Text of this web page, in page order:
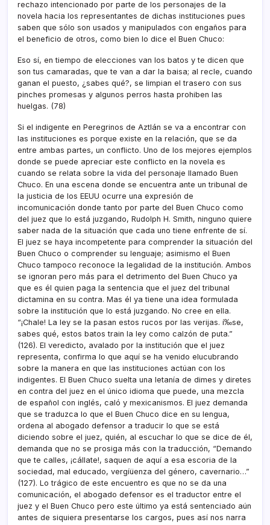
rechazo intencionado por parte de los personajes de la
novela hacia los representantes de dichas instituciones pues
saben que sólo son usados y manipulados con engaños para
el beneficio de otros, como bien lo dice el Buen Chuco:
Eso sí­, en tiempo de elecciones van los batos y te dicen que
son tus camaradas, que te van a dar la baisa; al recle, cuando
ganan el puesto, ¿sabes qué?, se limpian el trasero con sus
pinches promesas y algunos perros hasta prohiben las
huelgas. (78)
Si el indigente en Peregrinos de Aztlán se va a encontrar con
las instituciones es porque existe en la relación, que se da
entre ambas partes, un conflicto. Uno de los mejores ejemplos
donde se puede apreciar este conflicto en la novela es
cuando se relata sobre la vida del personaje llamado Buen
Chuco. En una escena donde se encuentra ante un tribunal de
la justicia de los EEUU ocurre una expresión de
incomunicación donde tanto por parte del Buen Chuco como
del juez que lo está juzgando, Rudolph H. Smith, ninguno quiere
saber nada de la situación que cada uno tiene enfrente de sí­.
El juez se haya incompetente para comprender la situación del
Buen Chuco o comprender su lenguaje; asimismo el Buen
Chuco tampoco reconoce la legalidad de la institución. Ambos
se ignoran pero más para el detrimento del Buen Chuco ya
que es él quien paga la sentencia que el juez del tribunal
dictamina en su contra. Mas él ya tiene una idea formulada
sobre la institución que lo está juzgando. No cree en ella.
“¡Chale! La ley se la pasan estos rucos por las verijas. í‰se,
sabes qué, estos batos train la ley como calzón de puta.”
(126). El veredicto, avalado por la institución que el juez
representa, confirma lo que aquí­ se ha venido elucubrando
sobre la manera en que las instituciones actúan con los
indigentes. El Buen Chuco suelta una letaní­a de dimes y diretes
en contra del juez en el único idioma que puede, una mezcla
de español con inglés, caló y mexicanismos. El juez demanda
que se traduzca lo que el Buen Chuco dice en su lengua,
ordena al abogado defensor a traducir lo que se está
diciendo sobre el juez, quién, al escuchar lo que se dice de él,
demanda que no se prosiga más con la traducción, “Demando
que te calles, ¡cállate!, saquen de aquí­ a esa escoria de la
sociedad, mal educado, vergíüenza del género, cavernario…”
(127). Lo trágico de este encuentro es que no se da una
comunicación, el abogado defensor es el traductor entre el
juez y el Buen Chuco pero este último ya está sentenciado aún
antes de siquiera presentarse los cargos, pues así­ nos narra